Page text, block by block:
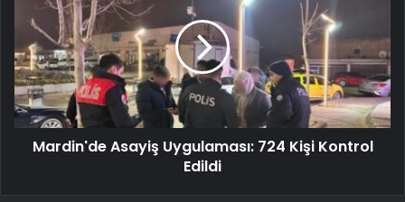
Mardin'de Asayiş Uygulaması: 724 Kişi Kontrol
Edildi